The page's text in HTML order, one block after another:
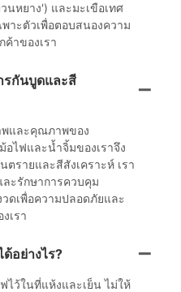
นหยาง') และมะเขือเทศ
าะตัวเพื่อตอบสนองความ
าของเรา
กันบูดและสี
พและคุณภาพของ
ไฟและน้ำจิ้มของเราจึง
รายและสีสังเคราะห์ เรา
ะรักษาการควบคุม
ดเพื่อความปลอดภัยและ
เรา
อย่างไร?
ไว้ในที่แห้งและเย็น ไม่ให้